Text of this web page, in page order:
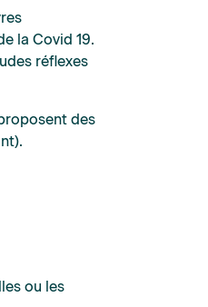
la Covid 19.
réflexes
des
ou les